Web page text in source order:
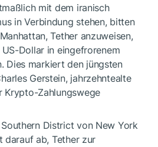
mit dem iranisch
in Verbindung stehen, bitten
Tether anzuweisen,
Dollar in eingefrorenem
Dies markiert den jüngsten
Gerstein, jahrzehntealte
Krypto-Zahlungswege
District von New York
darauf ab, Tether zur